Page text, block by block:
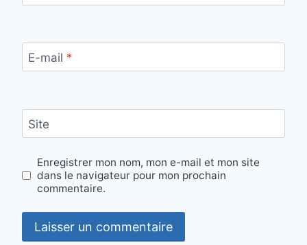
E-mail *
Site
Enregistrer mon nom, mon e-mail et mon site
dans le navigateur pour mon prochain
commentaire.